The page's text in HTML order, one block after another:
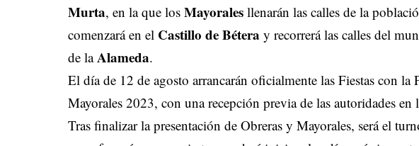
Murta, en la que losMayorales llenarán las calles de la
comenzará en el Castillo de Bétera y recorrerá las calles del
de laAlameda.
El día de 12 de agosto arrancarán oficialmente las Fiestas con la
Mayorales 2023, con una recepción previa de las autoridades en
Tras finalizar la presentación de Obreras y Mayorales, será el